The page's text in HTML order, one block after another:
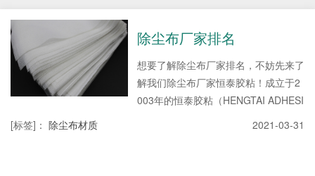
除尘布厂家排名
想要了解除尘布厂家排名，不妨先来了
解我们除尘布厂家恒泰胶粘！成立于2
003年的恒泰胶粘（HENGTAI ADHESI
[标签] ： 除尘布材质 2021-03-31